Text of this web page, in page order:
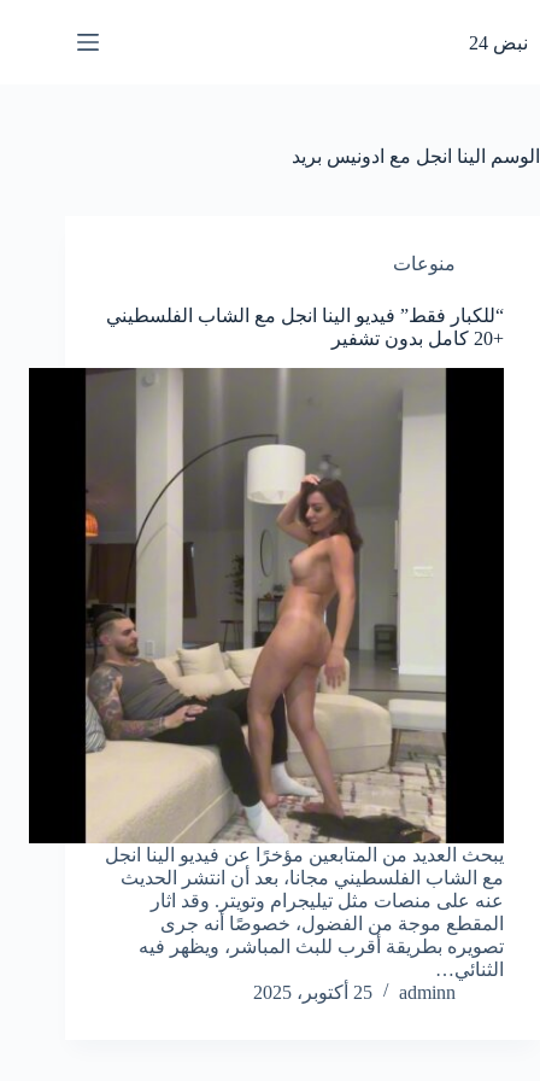
المحتوى
نبض 24
الوسم الينا انجل مع ادونيس بريد
منوعات
“للكبار فقط” فيديو الينا انجل مع الشاب الفلسطيني
+20 كامل بدون تشفير
يبحث العديد من المتابعين مؤخرًا عن فيديو الينا انجل
مع الشاب الفلسطيني مجانا، بعد أن انتشر الحديث
عنه على منصات مثل تيليجرام وتويتر. وقد اثار
المقطع موجة من الفضول، خصوصًا أنه جرى
تصويره بطريقة أقرب للبث المباشر، ويظهر فيه
الثنائي…
adminn
25 أكتوبر، 2025